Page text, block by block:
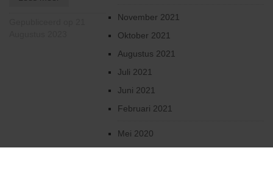
November 2021
Oktober 2021
Augustus 2021
Juli 2021
Juni 2021
Februari 2021
Mei 2020